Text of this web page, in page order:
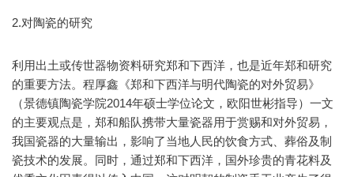
2.对陶瓷的研究
利用出土或传世器物资料研究郑和下西洋，也是近年郑和研究
的重要方法。程厚鑫《郑和下西洋与明代陶瓷的对外贸易》
（景德镇陶瓷学院2014年硕士学位论文，欧阳世彬指导）一文
的主要观点是，郑和船队携带大量瓷器用于赏赐和对外贸易，
我国瓷器的大量输出，影响了当地人民的饮食方式、葬俗及制
瓷技术的发展。同时，通过郑和下西洋，国外珍贵的青花料及